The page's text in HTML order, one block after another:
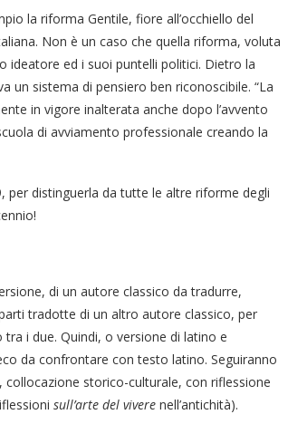
la riforma Gentile, fiore all’occhiello del
Non è un caso che quella riforma, voluta
ed i suoi puntelli politici. Dietro la
un sistema di pensiero ben riconoscibile. “La
in vigore inalterata anche dopo l’avvento
di avviamento professionale creando la
per distinguerla da tutte le altre riforme degli
di un autore classico da tradurre,
tradotte di un altro autore classico, per
i due. Quindi, o versione di latino e
da confrontare con testo latino. Seguiranno
storico-culturale, con riflessione
sull’arte del vivere nell’antichità).